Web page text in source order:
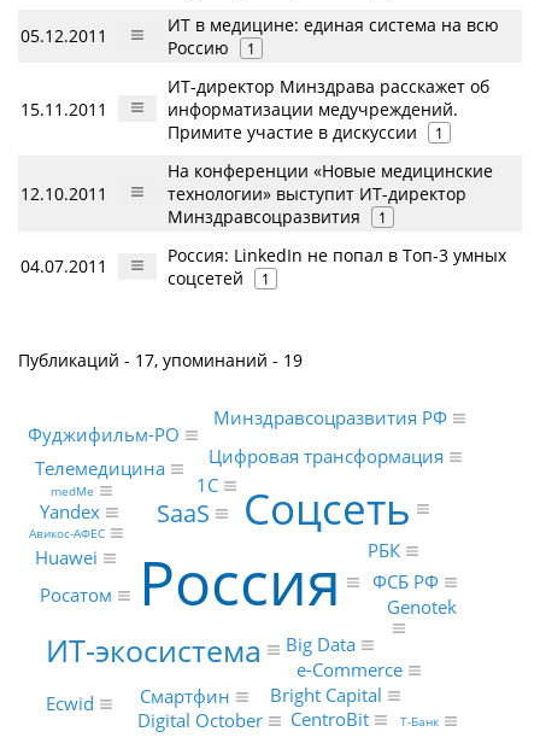
05.12.2011
ИТ в медицине: единая система на всю
Россию
1
15.11.2011
ИТ-директор Минздрава расскажет об
информатизации медучреждений.
Примите участие в дискуссии
1
12.10.2011
На конференции «Новые медицинские
технологии» выступит ИТ-директор
Минздравсоцразвития
1
04.07.2011
Россия: LinkedIn не попал в Топ-3 умных
соцсетей
1
Публикаций - 17, упоминаний - 19
Россия
Соцсеть
ИТ-экосистема
SaaS
Big Data
Цифровая трансформация
e-Commerce
Телемедицина
Yandex
Huawei
1С
Росатом
Ecwid Смартфин
Фуджифильм-РО
Bright Capital
Digital October
Genotek
ФСБ РФ
Минздравсоцразвития РФ
CentroBit
РБК
Авикос-АФЕС
medMe
Т-Банк